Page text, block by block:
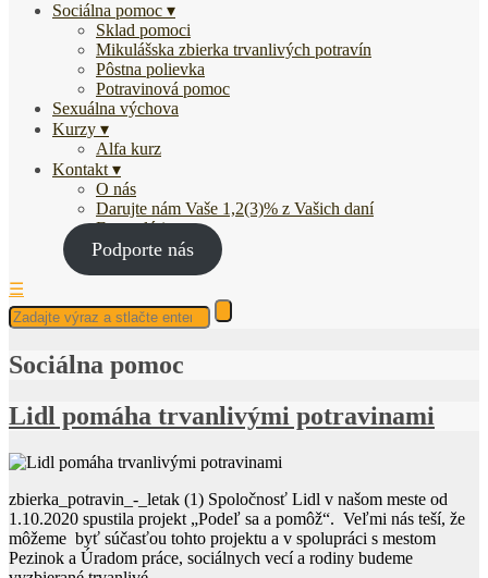
Sociálna pomoc
Sklad pomoci
Mikulášska zbierka trvanlivých potravín
Pôstna polievka
Potravinová pomoc
Sexuálna výchova
Kurzy
Alfa kurz
Kontakt
O nás
Darujte nám Vaše 1,2(3)% z Vašich daní
Fotogaléria
Podporte nás
☰
Sociálna pomoc
Lidl pomáha trvanlivými potravinami
zbierka_potravin_-_letak (1) Spoločnosť Lidl v našom meste od
1.10.2020 spustila projekt „Podeľ sa a pomôž“. Veľmi nás teší, že
môžeme byť súčasťou tohto projektu a v spolupráci s mestom
Pezinok a Úradom práce, sociálnych vecí a rodiny budeme